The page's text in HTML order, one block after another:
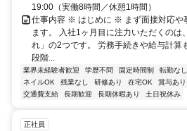
19:00（実働8時間／休憩1時間）
仕事内容 ※ はじめに ※ まず面接対応や
ます。 入社1ヶ月目に注力いただくのは
れ」の2つです。 労務手続きや給与計算
段階...
業界未経験者歓迎 学歴不問 固定時間制 転勤なし
ネイルOK
残業なし 研修あり 在宅OK 賞与あり
交通費支給
長期歓迎 長期休暇あり 土日祝休み
正社員